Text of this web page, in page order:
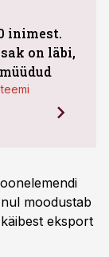
inimest.
on läbi,
moodustab
eksport